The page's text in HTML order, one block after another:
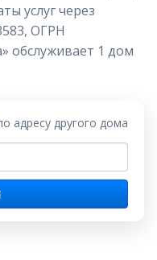
услуг через
ОГРН
обслуживает 1 дом
адресу другого дома